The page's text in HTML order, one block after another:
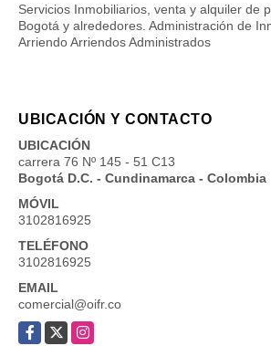
Servicios Inmobiliarios, venta y alquiler de
Bogotá y alrededores. Administración de
Arriendo Arriendos Administrados
UBICACIÓN Y CONTACTO
UBICACIÓN
carrera 76 Nº 145 - 51 C13
Bogotá D.C. - Cundinamarca - Colombia
MÓVIL
3102816925
TELÉFONO
3102816925
EMAIL
comercial@oifr.co
Facebook
X Instagram